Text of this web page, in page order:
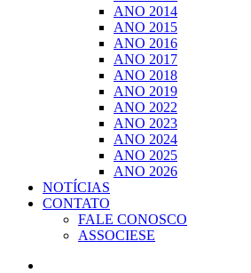
ANO 2014
ANO 2015
ANO 2016
ANO 2017
ANO 2018
ANO 2019
ANO 2022
ANO 2023
ANO 2024
ANO 2025
ANO 2026
NOTÍCIAS
CONTATO
FALE CONOSCO
ASSOCIESE